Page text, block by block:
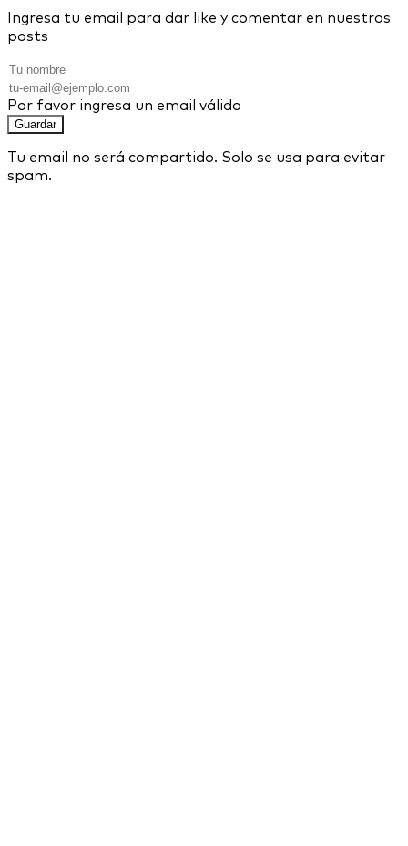
Ingresa tu email para dar like y comentar en nuestros
posts
Por favor ingresa un email válido
Guardar
Tu email no será compartido. Solo se usa para evitar
spam.